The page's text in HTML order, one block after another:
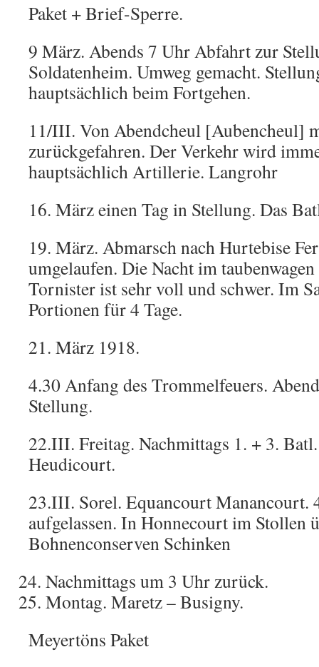
Paket + Brief-Sperre.
9 März. Abends 7 Uhr Abfahrt zur
Soldatenheim. Umweg gemacht.
hauptsächlich beim Fortgehen.
11/III. Von Abendcheul [Aubencheul]
zurückgefahren. Der Verkehr wird
hauptsächlich Artillerie. Langrohr
16. März einen Tag in Stellung. Das
19. März. Abmarsch nach Hurtebise
umgelaufen. Die Nacht im
Tornister ist sehr voll und schwer. Im
Portionen für 4 Tage.
21. März 1918.
4.30 Anfang des Trommelfeuers.
Stellung.
22.III. Freitag. Nachmittags 1. + 3.
Heudicourt.
23.III. Sorel. Equancourt Manancourt.
aufgelassen. In Honnecourt im Stollen
Bohnenconserven Schinken
Nachmittags um 3 Uhr zurück.
Montag. Maretz – Busigny.
Meyertöns Paket